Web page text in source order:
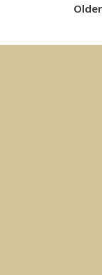
Older